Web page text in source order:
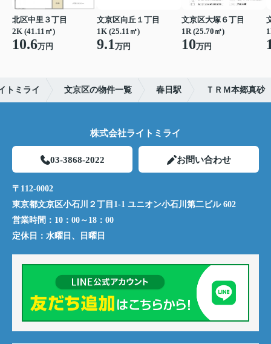
北区中里３丁目
2K (41.11㎡)
10.6万円
文京区向丘１丁目
1K (25.11㎡)
9.1万円
文京区大塚６丁目
1R (25.70㎡)
10万円
トミライ 文京区の物件一覧 春日駅 ＴＲＭ本郷真砂
株式会社ライトミライ
03-3868-2022 お問い合わせ
〒112-0002
東京都文京区小石川２丁目1-1 ユニオン小石川第二ビル 602
営業時間： 10：00～18：00
定休日： 水曜日、日曜日